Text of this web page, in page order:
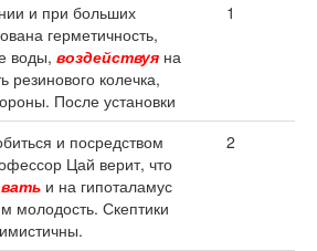
и при больших
герметичность,
воды, воздействуя на
резинового колечка,
После установки
1
и посредством
Цай верит, что
и на гипоталамус
молодость. Скептики
2